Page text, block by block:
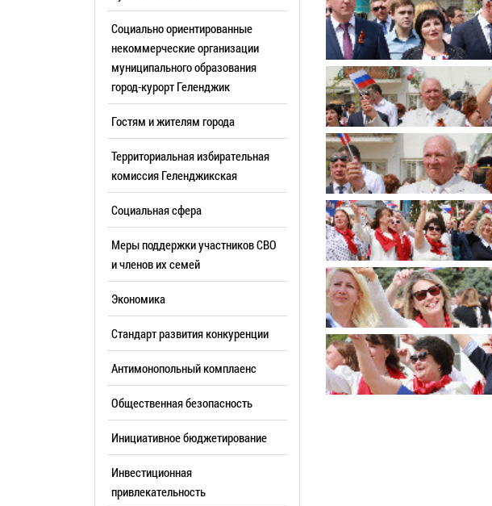
Стандарт развития конкуренции
Антимонопольный комплаенс
Общественная безопасность
Инициативное бюджетирование
Инвестиционная
Видеогалерея
РУКОВОДИТЕЛИ
Список руководителей
Резерв управленческих кадров
Сведения о нестационарных
объектах (НТО), QR-коды
Имущественная поддержка
субъектов МСП
Участие в программах
Проектная деятельность
Информационные системы
Официальные визиты и рабочие
поездки
Результаты проверок
Профсоюзные организации
Социально ориентированные
некоммерческие организации
муниципального образования
город-курорт Геленджик
Гостям и жителям города
Территориальная избирательная
комиссия Геленджикcкая
Социальная сфера
Меры поддержки участников СВО
и членов их семей
Экономика
Стандарт развития конкуренции
Антимонопольный комплаенс
Общественная безопасность
Инициативное бюджетирование
Инвестиционная
привлекательность